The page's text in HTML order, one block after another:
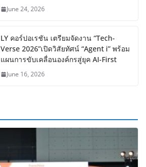
June 24, 2026
LY คอร์ปอเรชัน เตรียมจัดงาน “Tech-
Verse 2026”เปิดวิสัยทัศน์ “Agent i” พร้อม
แผนการขับเคลื่อนองค์กรสู่ยุค AI-First
June 16, 2026